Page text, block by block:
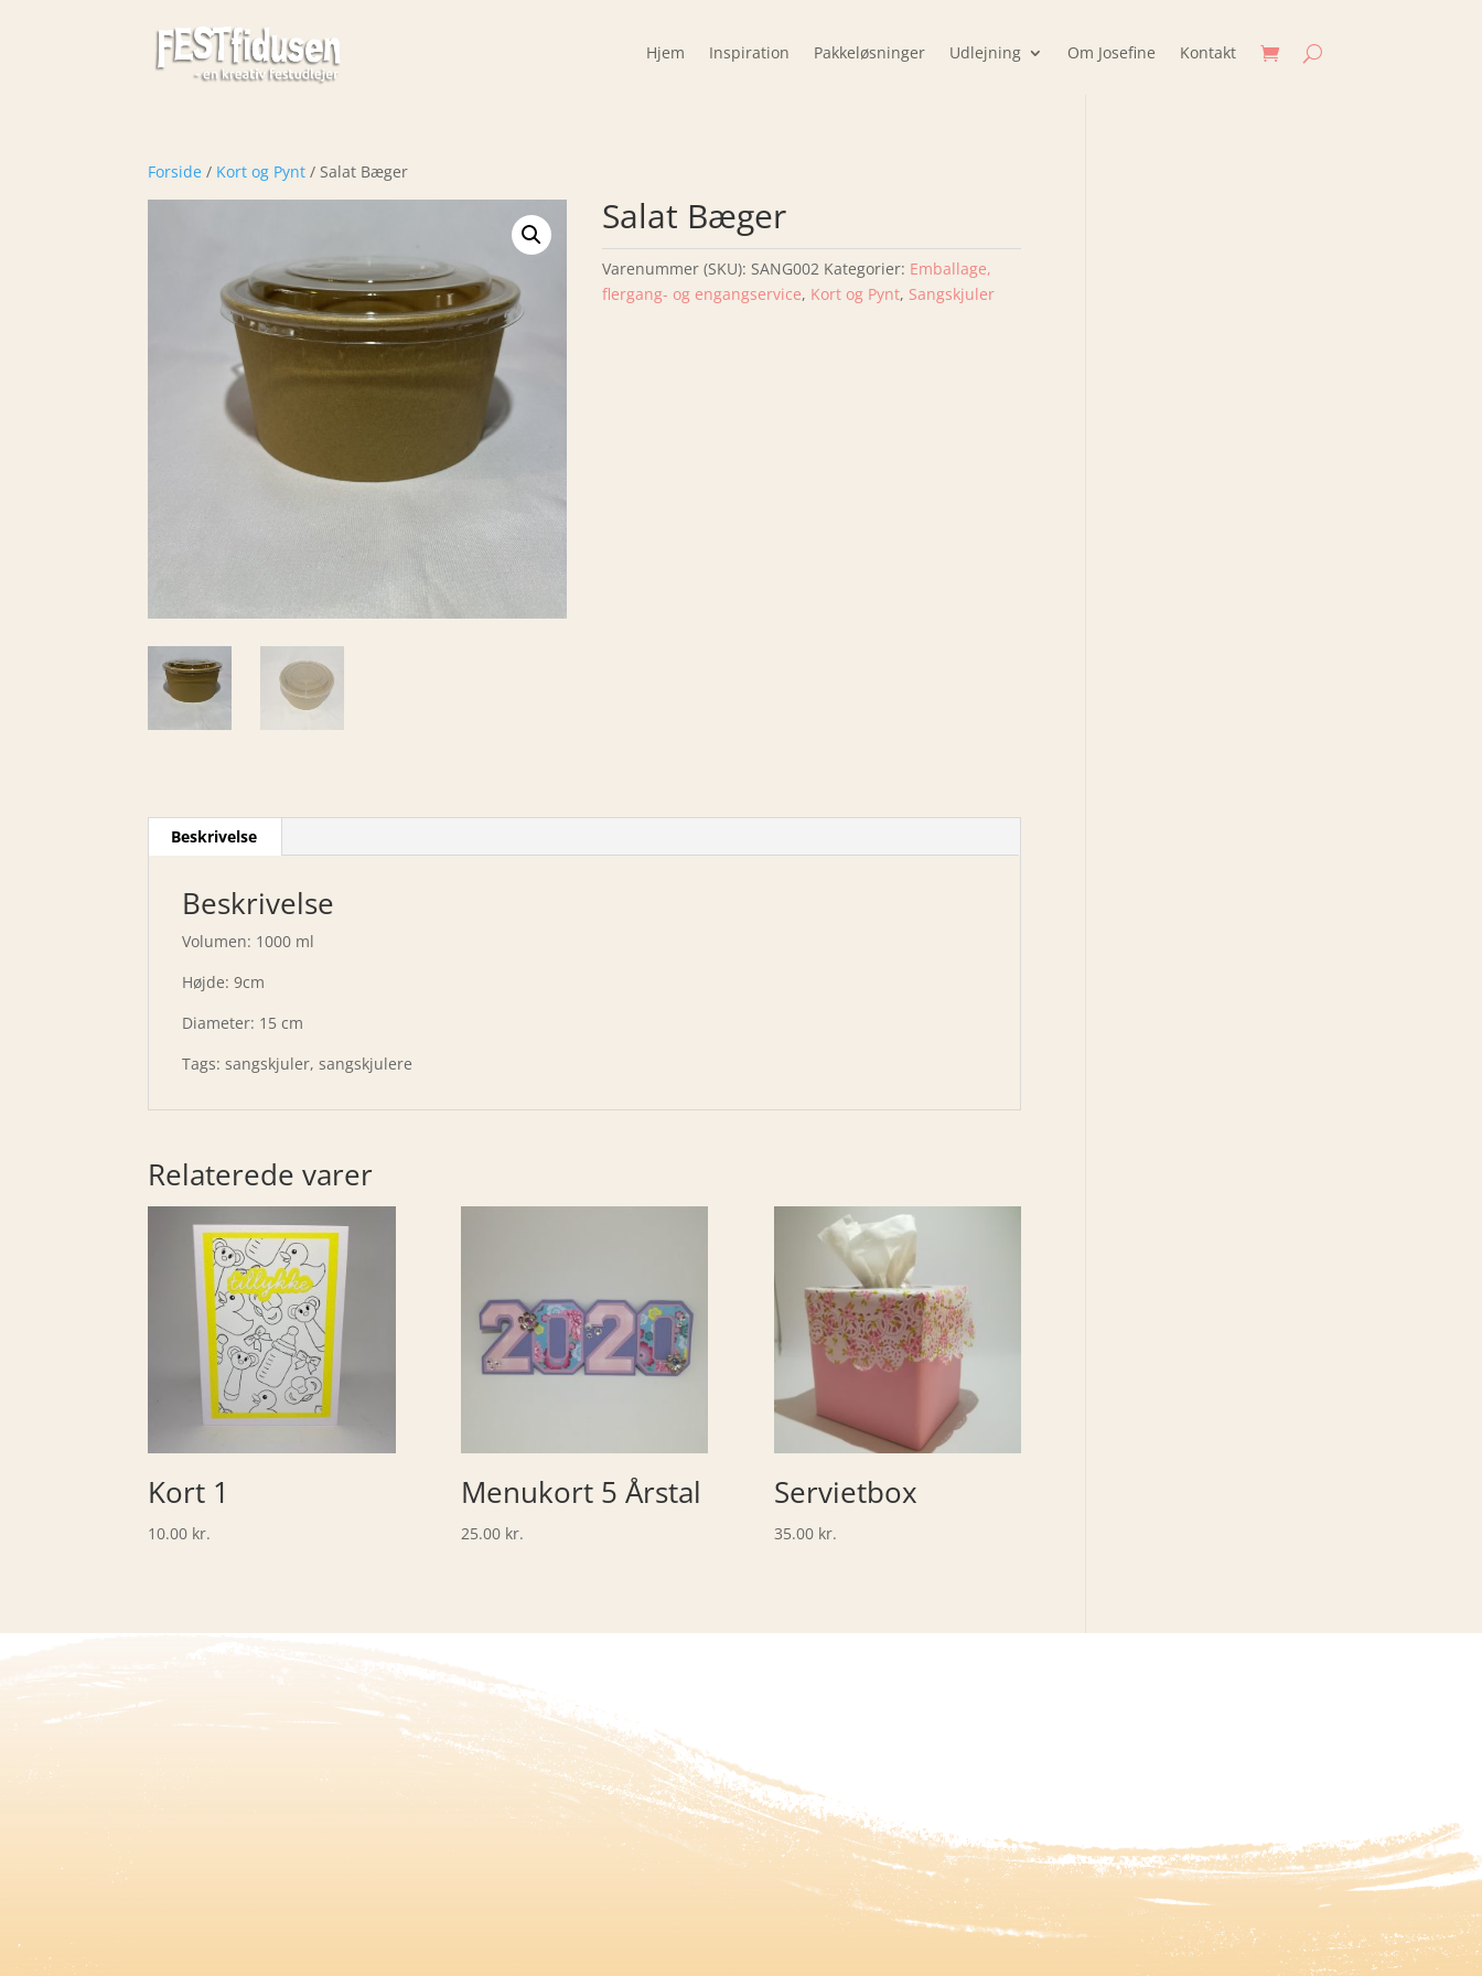
Hjem Inspiration Pakkeløsninger Udlejning Om Josefine Kontakt
Forside / Kort og Pynt / Salat Bæger
Salat Bæger
Varenummer (SKU):SANG002 Kategorier: Emballage,
flergang- og engangservice, Kort og Pynt, Sangskjuler
Beskrivelse
Beskrivelse
Volumen: 1000 ml
Højde: 9cm
Diameter: 15 cm
Tags: sangskjuler, sangskjulere
Relaterede varer
Kort 1
10.00 kr.
Menukort 5 Årstal
25.00 kr.
Servietbox
35.00 kr.